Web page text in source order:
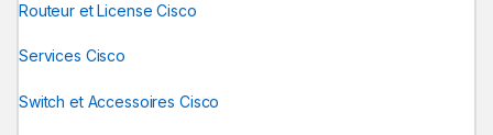
Routeur et License Cisco
Services Cisco
Switch et Accessoires Cisco